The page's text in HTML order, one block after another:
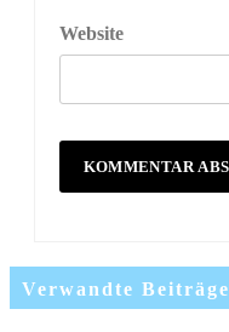
Website
Verwandte Beiträge